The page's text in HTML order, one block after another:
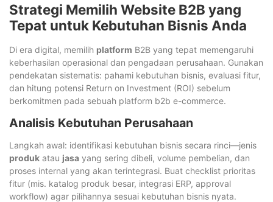
Strategi Memilih Website B2B yang
Tepat untuk Kebutuhan Bisnis Anda
Di era digital, memilih platform B2B yang tepat memengaruhi
keberhasilan operasional dan pengadaan perusahaan. Gunakan
pendekatan sistematis: pahami kebutuhan bisnis, evaluasi fitur,
dan hitung potensi Return on Investment (ROI) sebelum
berkomitmen pada sebuah platform b2b e-commerce.
Analisis Kebutuhan Perusahaan
Langkah awal: identifikasi kebutuhan bisnis secara rinci—jenis
produk atau jasa yang sering dibeli, volume pembelian, dan
proses internal yang akan terintegrasi. Buat checklist prioritas
fitur (mis. katalog produk besar, integrasi ERP, approval
workflow) agar pilihannya sesuai kebutuhan bisnis nyata.